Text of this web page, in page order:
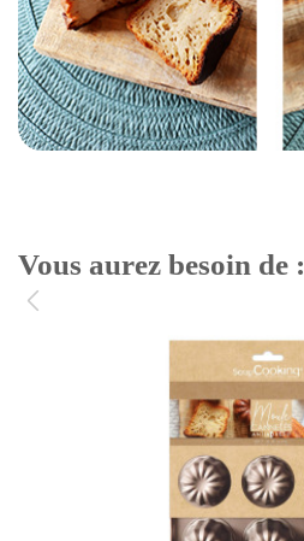
Vous aurez besoin de :